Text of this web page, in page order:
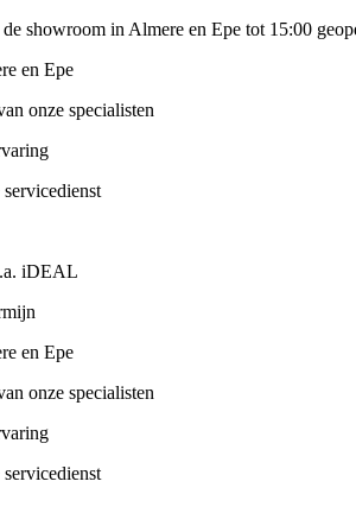
showroom in Almere en Epe tot 15:00
en Epe
onze specialisten
iDEAL
en Epe
onze specialisten